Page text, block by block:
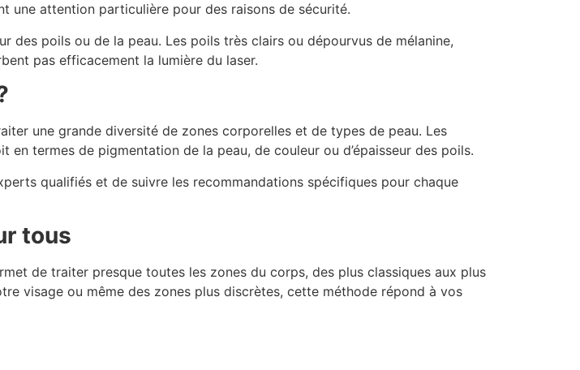
une attention particulière pour des raisons de sécurité.
des poils ou de la peau. Les poils très clairs ou dépourvus de mélanine,
pas efficacement la lumière du laser.
une grande diversité de zones corporelles et de types de peau. Les
termes de pigmentation de la peau, de couleur ou d’épaisseur des poils.
qualifiés et de suivre les recommandations spécifiques pour chaque
tous
de traiter presque toutes les zones du corps, des plus classiques aux plus
visage ou même des zones plus discrètes, cette méthode répond à vos